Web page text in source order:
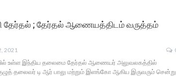
தேர்தல் ; தேர்தல் ஆணையத்திடம் வருத்தம்
2021
உள்ள இந்திய தலைமை தேர்தல் ஆணையர் அலுவலகத்தில்
தலைவர் டி ஆர் பாலு மற்றும் இளங்கோ ஆகிய இருவரும் சென்று